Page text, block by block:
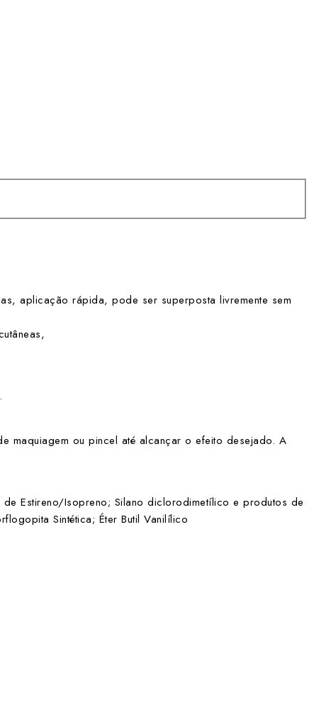
aplicação rápida, pode ser superposta livremente sem
maquiagem ou pincel até alcançar o efeito desejado. A
Estireno/Isopreno; Silano diclorodimetílico e produtos de
Sintética; Éter Butil Vanilílico